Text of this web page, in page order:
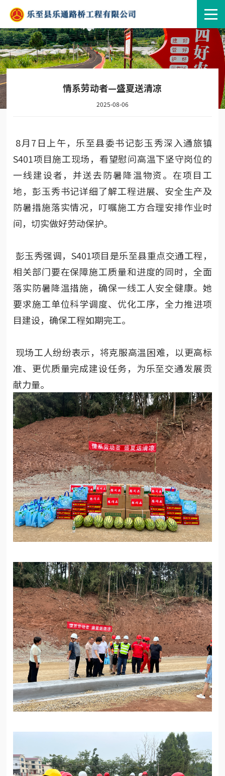
情系劳动者—盛夏送清凉
2025-08-06
8月7日上午，乐至县委书记彭玉秀深入通旅镇
S401项目施工现场，看望慰问高温下坚守岗位的
一线建设者，并送去防暑降温物资。在项目工
地，彭玉秀书记详细了解工程进展、安全生产及
防暑措施落实情况，叮嘱施工方合理安排作业时
间，切实做好劳动保护。
彭玉秀强调，S401项目是乐至县重点交通工程，
相关部门要在保障施工质量和进度的同时，全面
落实防暑降温措施，确保一线工人安全健康。她
要求施工单位科学调度、优化工序，全力推进项
目建设，确保工程如期完工。
现场工人纷纷表示，将克服高温困难，以更高标
准、更优质量完成建设任务，为乐至交通发展贡
献力量。